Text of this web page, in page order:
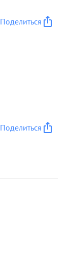
Поделиться
Поделиться